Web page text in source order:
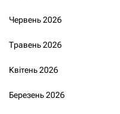
Червень 2026
Травень 2026
Квітень 2026
Березень 2026